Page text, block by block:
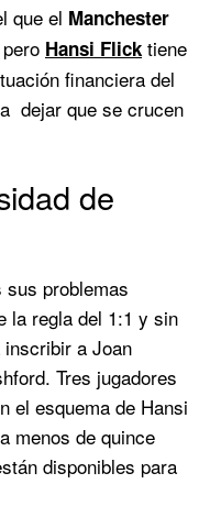
que el Manchester
Hansi Flick tiene
financiera del
dejar que se crucen
de
problemas
la regla del 1:1 y sin
a Joan
Tres jugadores
el esquema de Hansi
menos de quince
disponibles para